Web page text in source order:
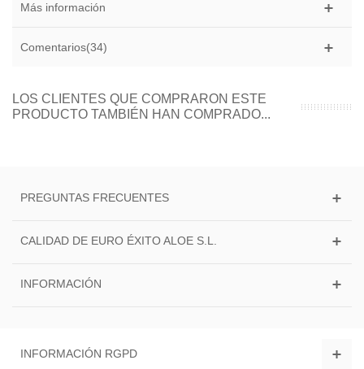
Más información
Comentarios(34)
LOS CLIENTES QUE COMPRARON ESTE
PRODUCTO TAMBIÉN HAN COMPRADO...
PREGUNTAS FRECUENTES
CALIDAD DE EURO ÉXITO ALOE S.L.
INFORMACIÓN
INFORMACIÓN RGPD